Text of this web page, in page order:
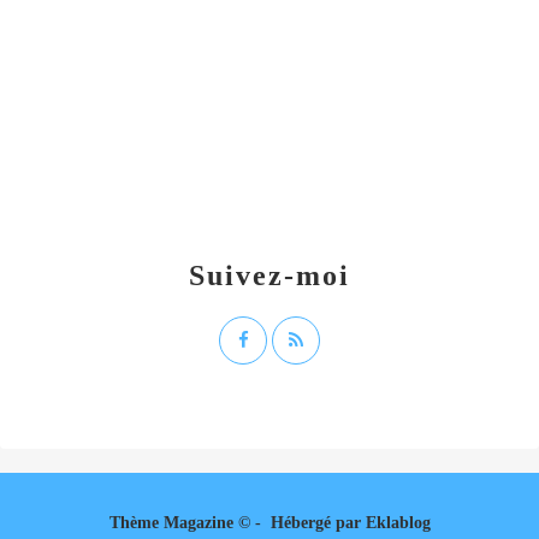
Suivez-moi
Thème Magazine © - Hébergé par Eklablog